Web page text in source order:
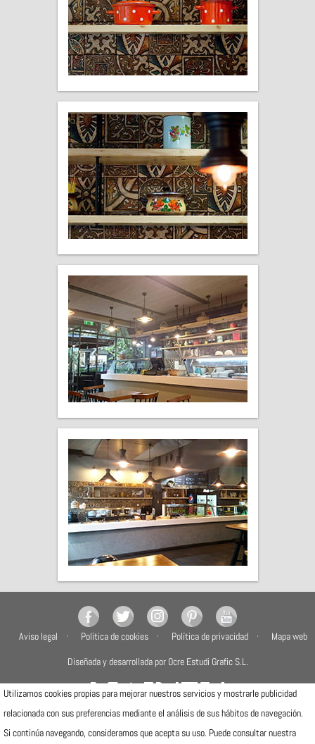
Aviso legal Política de cookies Política de privacidad
Mapa web
Diseñada y desarrollada por Ocre Estudi Grafic S.L.
Camí de la Travessa, 17
Utilizamos cookies propias para mejorar nuestros servicios y mostrarle publicidad
relacionada con sus preferencias mediante el análisis de sus hábitos de navegación.
Si continúa navegando, consideramos que acepta su uso. Puede consultar nuestra